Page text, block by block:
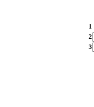
1
2
3